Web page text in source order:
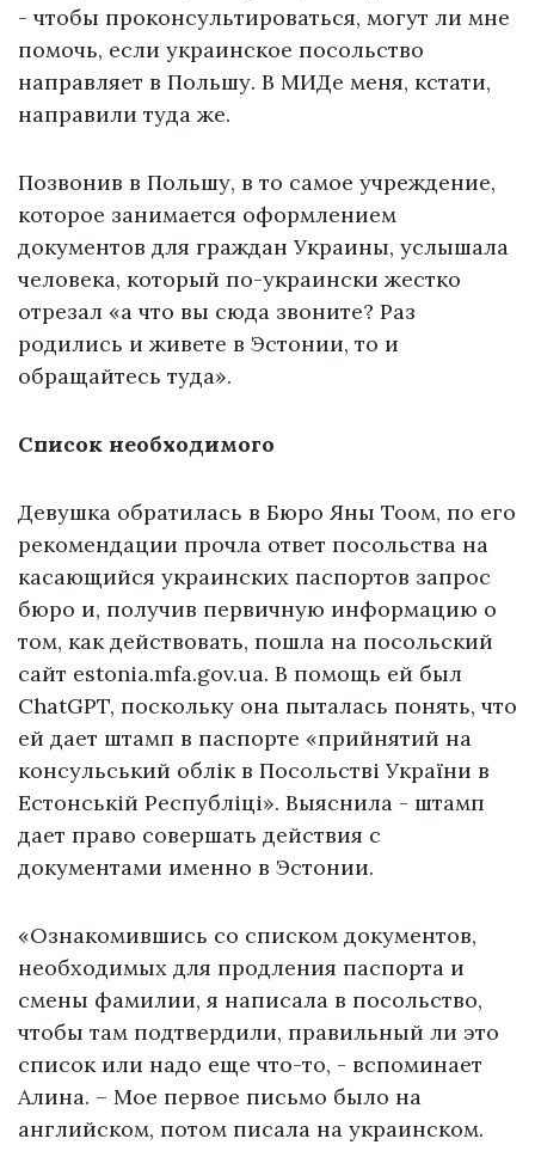
- чтобы проконсультироваться, могут ли мне
помочь, если украинское посольство
направляет в Польшу. В МИДе меня, кстати,
направили туда же.
Позвонив в Польшу, в то самое учреждение,
которое занимается оформлением
документов для граждан Украины, услышала
человека, который по-украински жестко
отрезал «а что вы сюда звоните? Раз
родились и живете в Эстонии, то и
обращайтесь туда».
Список необходимого
Девушка обратилась в Бюро Яны Тоом, по его
рекомендации прочла ответ посольства на
касающийся украинских паспортов запрос
бюро и, получив первичную информацию о
том, как действовать, пошла на посольский
сайт estonia.mfa.gov.ua. В помощь ей был
ChatGPT, поскольку она пыталась понять, что
ей дает штамп в паспорте «прийнятий на
консульський облік в Посольстві України в
Естонській Республіці». Выяснила - штамп
дает право совершать действия с
документами именно в Эстонии.
«Ознакомившись со списком документов,
необходимых для продления паспорта и
смены фамилии, я написала в посольство,
чтобы там подтвердили, правильный ли это
список или надо еще что-то, - вспоминает
Алина. – Мое первое письмо было на
английском, потом писала на украинском.